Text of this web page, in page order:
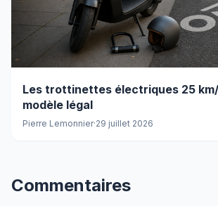
Les trottinettes électriques 25
modèle légal
Pierre Lemonnier·29 juillet 2026
Commentaires